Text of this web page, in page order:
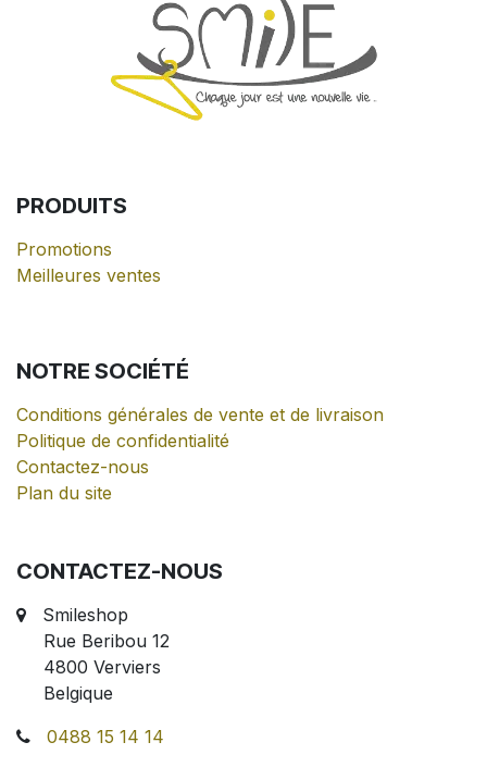
PRODUITS
Promotions
Meilleures ventes
NOTRE SOCIÉTÉ
Conditions générales de vente et de livraison
Politique de confidentialité
Contactez-nous
Plan du site
CONTACTEZ-NOUS
Smileshop
Rue Beribou 12
4800 Verviers
Belgique
0488 15 14 14